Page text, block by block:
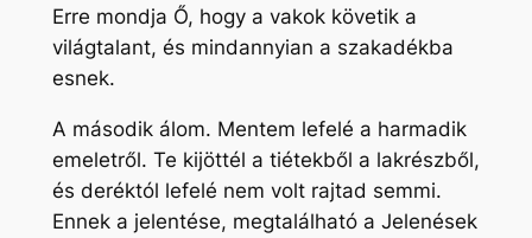
Erre mondja Ő, hogy a vakok követik a
világtalant, és mindannyian a szakadékba
esnek.
A második álom. Mentem lefelé a harmadik
emeletről. Te kijöttél a tiétekből a lakrészből,
és deréktól lefelé nem volt rajtad semmi.
Ennek a jelentése, megtalálható a Jelenések